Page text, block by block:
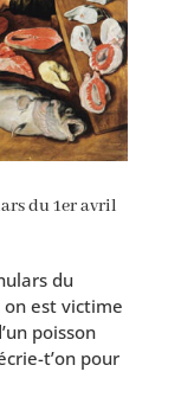
du 1er avril
du
on est vic­time
pois­son
t’on pour